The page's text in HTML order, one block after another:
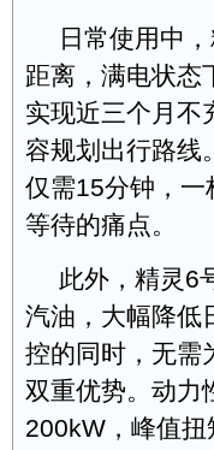
日常使用中
距离，满电状态
实现近三个月不
容规划出行路线
仅需15分钟，
等待的痛点。
此外，精灵6
汽油，大幅降低
控的同时，无需
双重优势。动力
200kW，峰值